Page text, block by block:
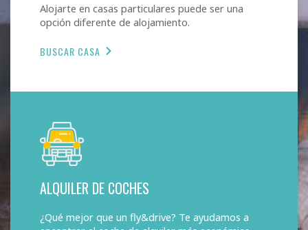
Alojarte en casas particulares puede ser una
opción diferente de alojamiento.
BUSCAR CASA
ALQUILER DE COCHES
¿Qué mejor que un fly&drive? Te ayudamos a